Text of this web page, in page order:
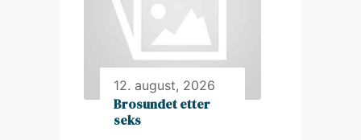
12. august, 2026
Brosundet etter
seks